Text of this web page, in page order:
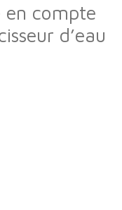
en compte
d’eau